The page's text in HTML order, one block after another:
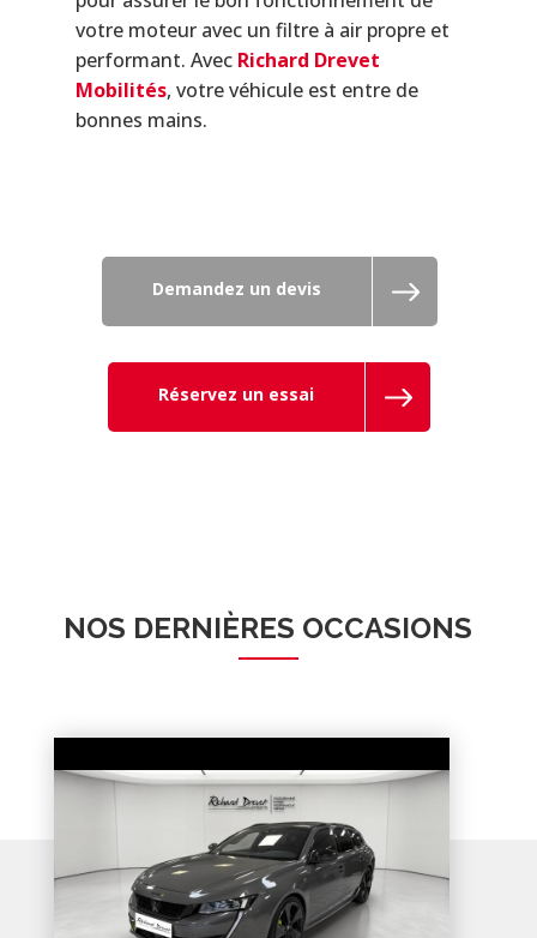
votre moteur avec un filtre à air propre et
performant. Avec Richard Drevet
Mobilités, votre véhicule est entre de
bonnes mains.
Demandez un devis
Réservez un essai
NOS DERNIÈRES OCCASIONS